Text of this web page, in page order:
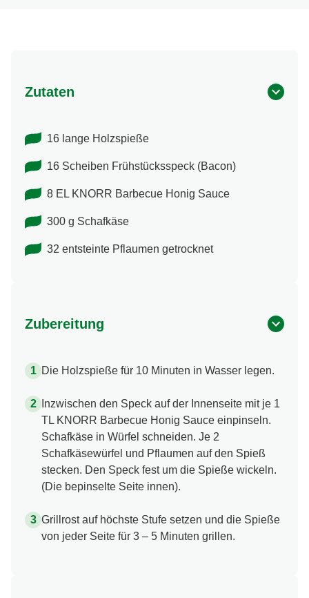
Zutaten
16 lange Holzspieße
16 Scheiben Frühstücksspeck (Bacon)
8 EL KNORR Barbecue Honig Sauce
300 g Schafkäse
32 entsteinte Pflaumen getrocknet
Zubereitung
Die Holzspieße für 10 Minuten in Wasser legen.
Inzwischen den Speck auf der Innenseite mit je 1
TL KNORR Barbecue Honig Sauce einpinseln.
Schafkäse in Würfel schneiden. Je 2
Schafkäsewürfel und Pflaumen auf den Spieß
stecken. Den Speck fest um die Spieße wickeln.
(Die bepinselte Seite innen).
Grillrost auf höchste Stufe setzen und die Spieße
von jeder Seite für 3 – 5 Minuten grillen.